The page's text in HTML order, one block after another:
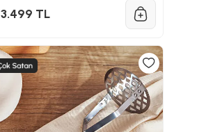
3.499 TL